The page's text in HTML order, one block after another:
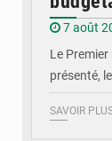
7 août
Le
présenté,
SAVOIR